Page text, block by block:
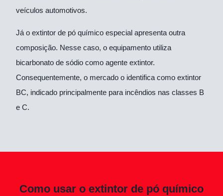
veículos automotivos.
Já o extintor de pó químico especial apresenta outra
composição. Nesse caso, o equipamento utiliza
bicarbonato de sódio como agente extintor.
Consequentemente, o mercado o identifica como extintor
BC, indicado principalmente para incêndios nas classes B
e C.
Como usar o extintor de pó químico